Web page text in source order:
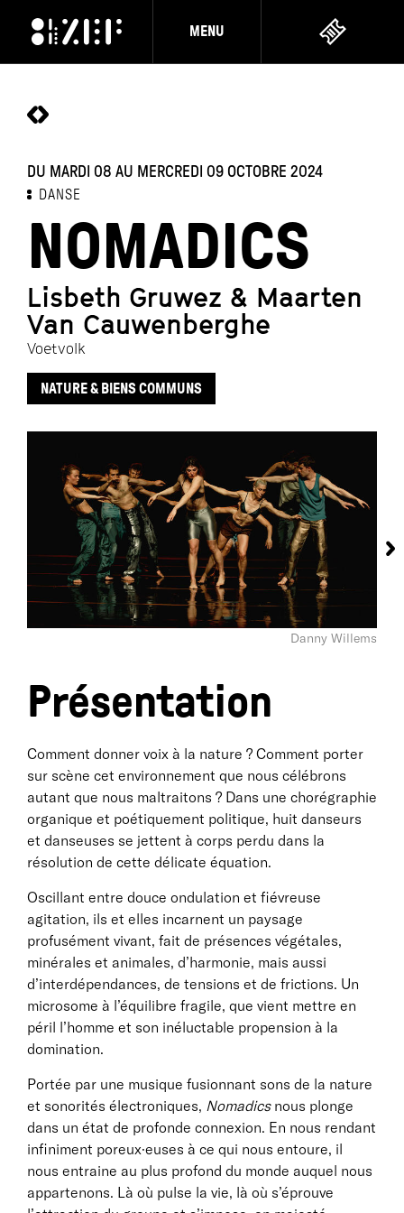
MENU
DU MARDI 08 AU MERCREDI 09 OCTOBRE 2024
DANSE
NOMADICS
Lisbeth Gruwez & Maarten
Van Cauwenberghe
Voetvolk
NATURE & BIENS COMMUNS
Danny Willems
Présentation
Comment donner voix à la nature ? Comment porter
sur scène cet environnement que nous célébrons
autant que nous maltraitons ? Dans une chorégraphie
organique et poétiquement politique, huit danseurs
et danseuses se jettent à corps perdu dans la
résolution de cette délicate équation.
Oscillant entre douce ondulation et fiévreuse
agitation, ils et elles incarnent un paysage
profusément vivant, fait de présences végétales,
minérales et animales, d’harmonie, mais aussi
d’interdépendances, de tensions et de frictions. Un
microsome à l’équilibre fragile, que vient mettre en
péril l’homme et son inéluctable propension à la
domination.
Portée par une musique fusionnant sons de la nature
et sonorités électroniques, Nomadicsnous plonge
dans un état de profonde connexion. En nous rendant
infiniment poreux·euses à ce qui nous entoure, il
nous entraine au plus profond du monde auquel nous
appartenons. Là où pulse la vie, là où s’éprouve